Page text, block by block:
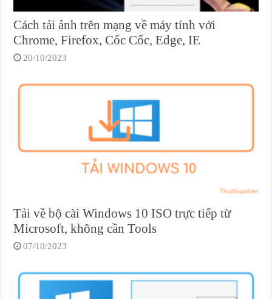
Cách tải ảnh trên mạng về máy tính với
Chrome, Firefox, Cốc Cốc, Edge, IE
20/10/2023
Tải về bộ cài Windows 10 ISO trực tiếp từ
Microsoft, không cần Tools
07/10/2023